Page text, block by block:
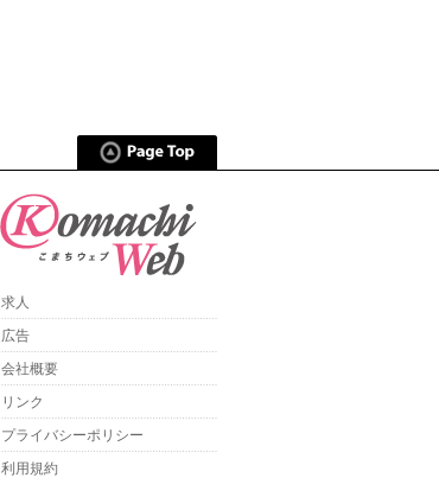
求人
広告
会社概要
リンク
プライバシーポリシー
利用規約